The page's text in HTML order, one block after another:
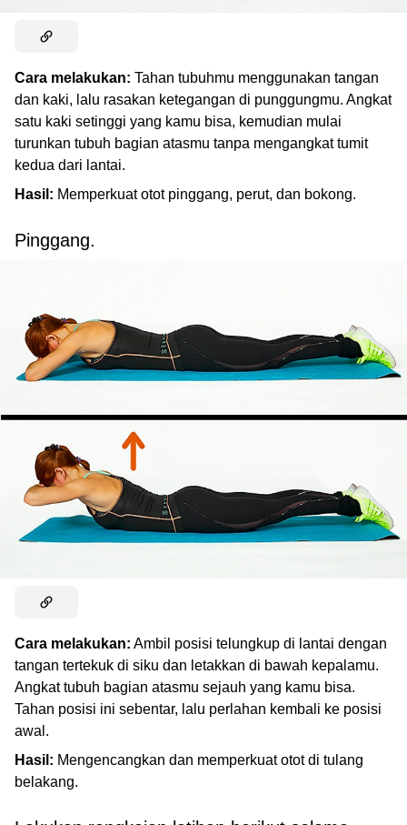
Cara melakukan: Tahan tubuhmu menggunakan tangan
dan kaki, lalu rasakan ketegangan di punggungmu. Angkat
satu kaki setinggi yang kamu bisa, kemudian mulai
turunkan tubuh bagian atasmu tanpa mengangkat tumit
kedua dari lantai.
Hasil: Memperkuat otot pinggang, perut, dan bokong.
Pinggang.
Cara melakukan: Ambil posisi telungkup di lantai dengan
tangan tertekuk di siku dan letakkan di bawah kepalamu.
Angkat tubuh bagian atasmu sejauh yang kamu bisa.
Tahan posisi ini sebentar, lalu perlahan kembali ke posisi
awal.
Hasil: Mengencangkan dan memperkuat otot di tulang
belakang.